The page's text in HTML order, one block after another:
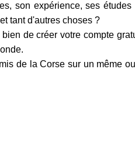
son expérience, ses études
tant d'autres choses ?
bien de créer votre compte
de la Corse sur un même